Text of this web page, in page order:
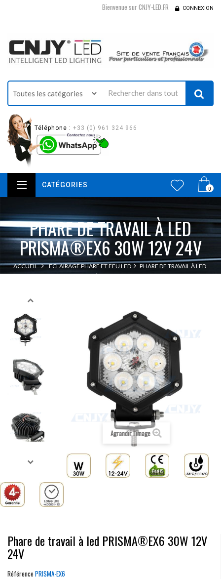
Bienvenue sur CNJY-LED.FR CONNEXION
Téléphone : +33 (0) 961 324 966
0
CATÉGORIES
PHARE DE TRAVAIL À LED
PRISMA®EX6 30W 12V 24V
ACCUEIL ECLAIRAGE PHARE ET FEU LED PHARE DE TRAVAIL À LED
Agrandir l'image
Phare de travail à led PRISMA®EX6 30W 12V
24V
Référence PRISMA-EX6